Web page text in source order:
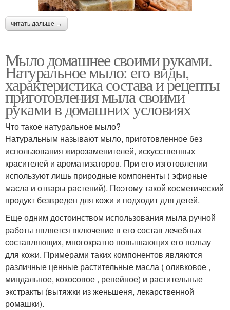
читать дальше →
Мыло домашнее своими руками.
Натуральное мыло: его виды,
характеристика состава и рецепты
приготовления мыла своими
руками в домашних условиях
Что такое натуральное мыло?
Натуральным называют мыло, приготовленное без
использования жирозаменителей, искусственных
красителей и ароматизаторов. При его изготовлении
используют лишь природные компоненты ( эфирные
масла и отвары растений). Поэтому такой косметический
продукт безвреден для кожи и подходит для детей.
Еще одним достоинством использования мыла ручной
работы является включение в его состав лечебных
составляющих, многократно повышающих его пользу
для кожи. Примерами таких компонентов являются
различные ценные растительные масла ( оливковое ,
миндальное, кокосовое , репейное) и растительные
экстракты (вытяжки из женьшеня, лекарственной
ромашки).